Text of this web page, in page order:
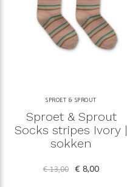
SPROET & SPROUT
Sproet & Sprout
Socks stripes Ivory |
sokken
€ 13,00 € 8,00